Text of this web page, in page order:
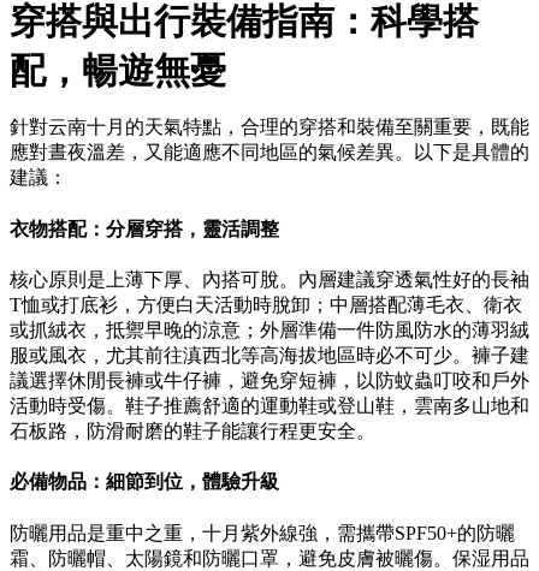
穿搭與出行裝備指南：科學搭
配，暢遊無憂
針對云南十月的天氣特點，合理的穿搭和裝備至關重要，既能
應對晝夜溫差，又能適應不同地區的氣候差異。以下是具體的
建議：
衣物搭配：分層穿搭，靈活調整
核心原則是上薄下厚、內搭可脫。內層建議穿透氣性好的長袖
T恤或打底衫，方便白天活動時脫卸；中層搭配薄毛衣、衛衣
或抓絨衣，抵禦早晚的涼意；外層準備一件防風防水的薄羽絨
服或風衣，尤其前往滇西北等高海拔地區時必不可少。褲子建
議選擇休閒長褲或牛仔褲，避免穿短褲，以防蚊蟲叮咬和戶外
活動時受傷。鞋子推薦舒適的運動鞋或登山鞋，雲南多山地和
石板路，防滑耐磨的鞋子能讓行程更安全。
必備物品：細節到位，體驗升級
防曬用品是重中之重，十月紫外線強，需攜帶SPF50+的防曬
霜、防曬帽、太陽鏡和防曬口罩，避免皮膚被曬傷。保湿用品